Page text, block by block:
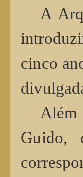
A
cinco
Além
Guido,